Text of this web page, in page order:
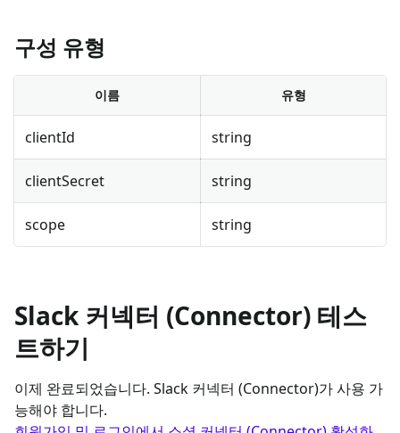
구성 유형
이름 유형
clientId string
clientSecret string
scope string
Slack 커넥터 (Connector) 테스
트하기
이제 완료되었습니다. Slack 커넥터 (Connector)가 사용 가
능해야 합니다.